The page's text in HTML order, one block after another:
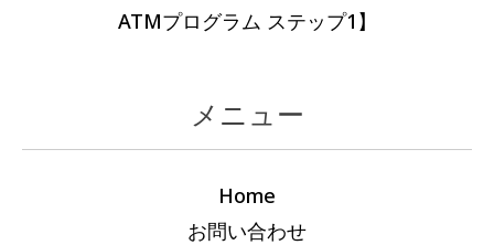
ATMプログラム ステップ1】
メニュー
Home
お問い合わせ